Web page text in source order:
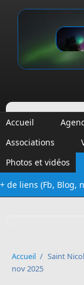
Accueil
Associations
Photos et vidéos
+ de liens (Fb, Blog,
Accueil / Saint
nov 2025